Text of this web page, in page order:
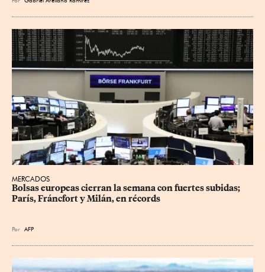
MERCADOS
Bolsas europeas cierran la semana con fuertes subidas;
París, Fráncfort y Milán, en récords
Por AFP